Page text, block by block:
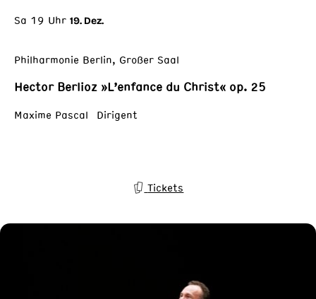
Sa 19 Uhr 19. Dez.
Philharmonie Berlin, Großer Saal
Hector Berlioz »L’enfance du Christ« op. 25
Maxime Pascal Dirigent
Tickets